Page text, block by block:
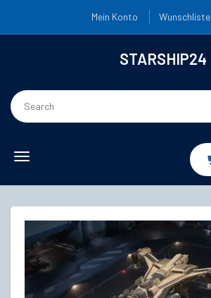
Mein Konto Wunschliste
STARSHIP24
Toggle